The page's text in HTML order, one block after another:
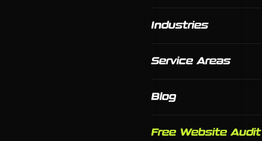
Industries
Service Areas
Blog
Free Website Audit